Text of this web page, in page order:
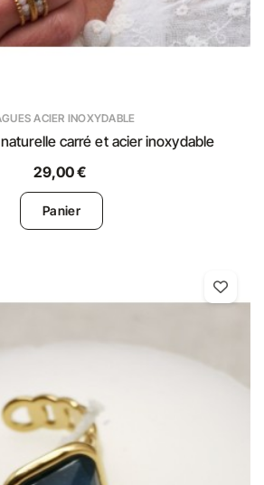
ACIER INOXYDABLE
carré et acier inoxydable
29,00 €
Panier